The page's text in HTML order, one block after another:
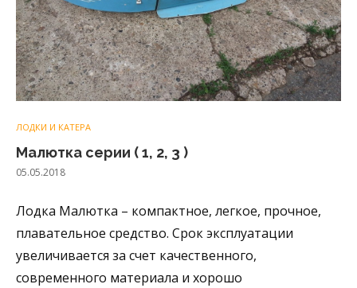
ЛОДКИ И КАТЕРА
Малютка серии ( 1, 2, 3 )
05.05.2018
Лодка Малютка – компактное, легкое, прочное,
плавательное средство. Срок эксплуатации
увеличивается за счет качественного,
современного материала и хорошо